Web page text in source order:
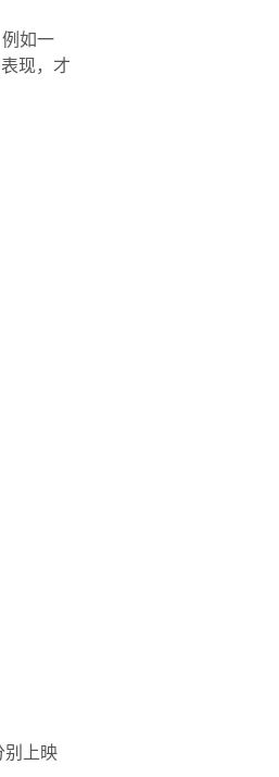
如一
现，才
别上映